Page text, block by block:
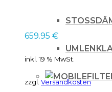
659.95 €
inkl. 19 % MwSt.
zzgl. Versandkosten